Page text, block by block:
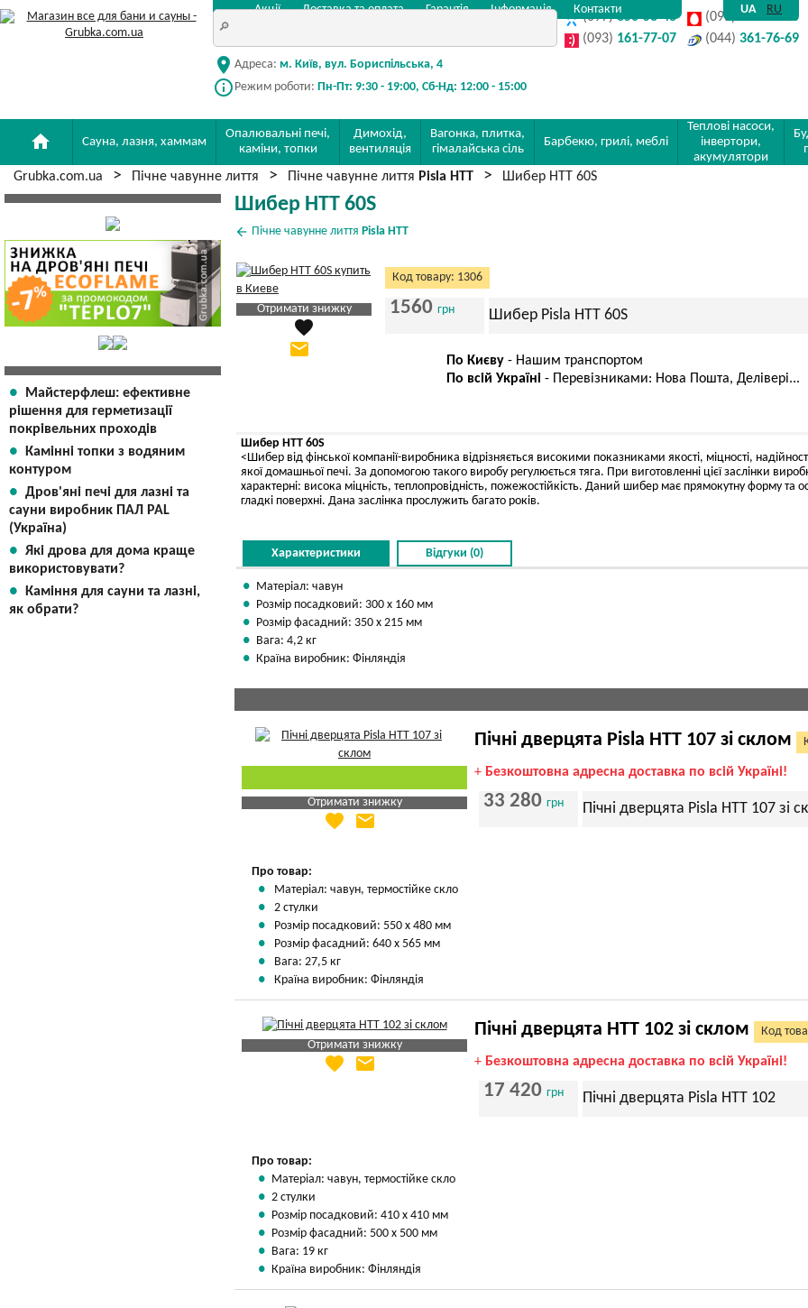
Акції Доставка та оплата Гарантія Інформація Контакти UA RU
location_on Адреса: м. Київ, вул. Бориспільська, 4
info_outline Режим роботи: Пн-Пт: 9:30 - 19:00, Сб-Нд: 12:00 - 15:00
(097)350-58-48 (095)
142-32-80
(093) 161-77-07 (044) 361-76-69
home Сауна, лазня, хаммам
Опалювальні печі,
каміни, топки
Димохід,
вентиляція
Вагонка, плитка,
гімалайська сіль
Барбекю, грилі, меблі
Теплові насоси,
інвертори,
акумулятори
Grubka.com.ua Пічне чавунне лиття Пічне чавунне лиття Pisla HTT Шибер HTT 60S
Майстерфлеш: ефективне
рішення для герметизації
покрівельних проходів
Камінні топки з водяним
контуром
Дров'яні печі для лазні та
сауни виробник ПАЛ PAL
(Україна)
Які дрова для дома краще
використовувати?
Каміння для сауни та лазні,
як обрати?
Шибер HTT 60S
arrow_back Пічне чавунне лиття Pisla HTT
Отримати знижку
Яка Ваша ціна
Вказати мою ціну
favorite
email
Код товару: 1306
1560 грн Шибер Pisla HTT 60S
По Києву - Нашим транспортом
По всій Україні - Перевізниками: Нова Пошта, Делівері...
Шибер HTT 60S
<Шибер від фінської компанії-виробника відрізняється високими показниками якості, міцності,
якої домашньої печі. За допомогою такого виробу регулюється тяга. При виготовленні цієї заслінки
характерні: висока міцність, теплопровідність, пожежостійкість. Даний шибер має прямокутну форму
гладкі поверхні. Дана заслінка прослужить багато років.
Характеристики Відгуки (0)
Матеріал: чавун
Розмір посадковий: 300 х 160 мм
Розмір фасадний: 350 х 215 мм
Вага: 4,2 кг
Країна виробник: Фінляндія
Отримати знижку
Яка Ваша ціна
favorite email
Пічні дверцята Pisla HTT 107 зі склом
+ Безкоштовна адресна доставка по всій Україні!
33 280 грн Пічні дверцята Pisla HTT 107 зі
Про товар:
Матеріал: чавун, термостійке скло
2 стулки
Розмір посадковий: 550 х 480 мм
Розмір фасадний: 640 х 565 мм
Вага: 27,5 кг
Країна виробник: Фінляндія
Отримати знижку
Яка Ваша ціна
favorite email
Пічні дверцята HTT 102 зі склом Код
+ Безкоштовна адресна доставка по всій Україні!
17 420 грн Пічні дверцята Pisla HTT 102
Про товар:
Матеріал: чавун, термостійке скло
2 стулки
Розмір посадковий: 410 х 410 мм
Розмір фасадний: 500 х 500 мм
Вага: 19 кг
Країна виробник: Фінляндія